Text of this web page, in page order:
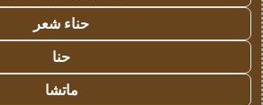
حناء شعر
حنا
ماتشا